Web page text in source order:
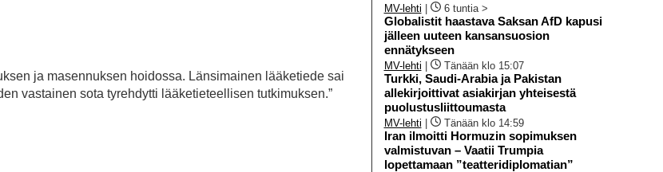
ja masennuksen hoidossa. Länsimainen lääketiede sai
vastainen sota tyrehdytti lääketieteellisen tutkimuksen.”
MV-lehti 6 tuntia >
Globalistit haastava Saksan AfD kapusi
jälleen uuteen kansansuosion
ennätykseen
MV-lehti Tänään klo 15:07
Turkki, Saudi-Arabia ja Pakistan
allekirjoittivat asiakirjan yhteisestä
puolustusliittoumasta
MV-lehti Tänään klo 14:59
Iran ilmoitti Hormuzin sopimuksen
valmistuvan – Vaatii Trumpia
lopettamaan ”teatteridiplomatian”